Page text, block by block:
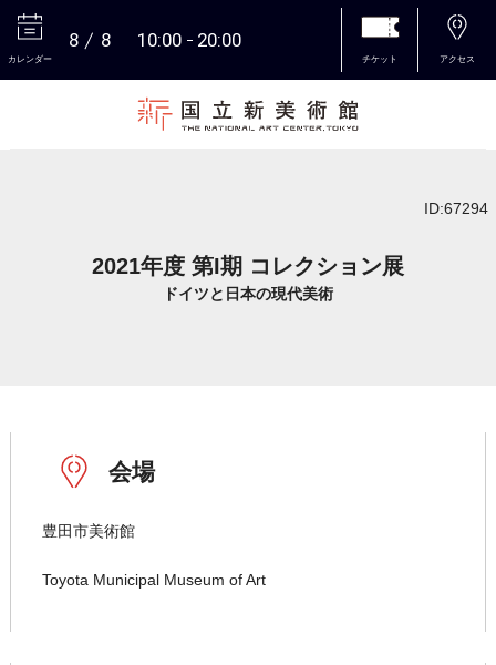
カレンダー
8 8 10:00 20:00
チケット アクセス
ID:67294
2021年度 第I期 コレクション展
ドイツと日本の現代美術
会場
豊田市美術館
Toyota Municipal Museum of Art